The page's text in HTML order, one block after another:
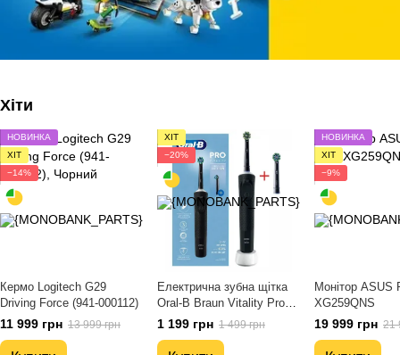
Хіти
НОВИНКА
ХІТ
−14%
Кермо Logitech G29
Driving Force (941-000112)
11 999 грн 13 999 грн
ХІТ
−20%
Електрична зубна щітка
Oral-B Braun Vitality Pro
Protect X Clean D103
Black + додаткова
насадка для щітки
1 199 грн 1 499 грн
НОВИНКА
ХІТ
−9%
Монітор ASUS
XG259QNS
19 999 грн 21